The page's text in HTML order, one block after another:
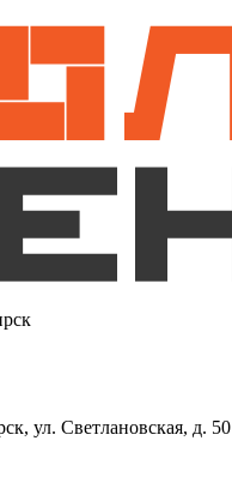
ул. Светлановская, д. 50